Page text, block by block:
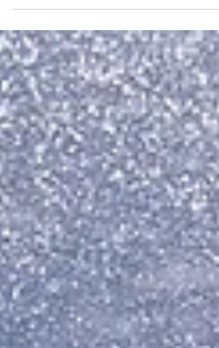
vattenskotersafari sedan 2015, men
annorlunda ut. Från och med sommaren
2021...